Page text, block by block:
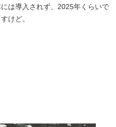
は導入されず、2025年くらいで
けど。